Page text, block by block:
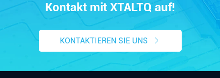
Kontakt mit XTALTQ auf!
KONTAKTIEREN SIE UNS 